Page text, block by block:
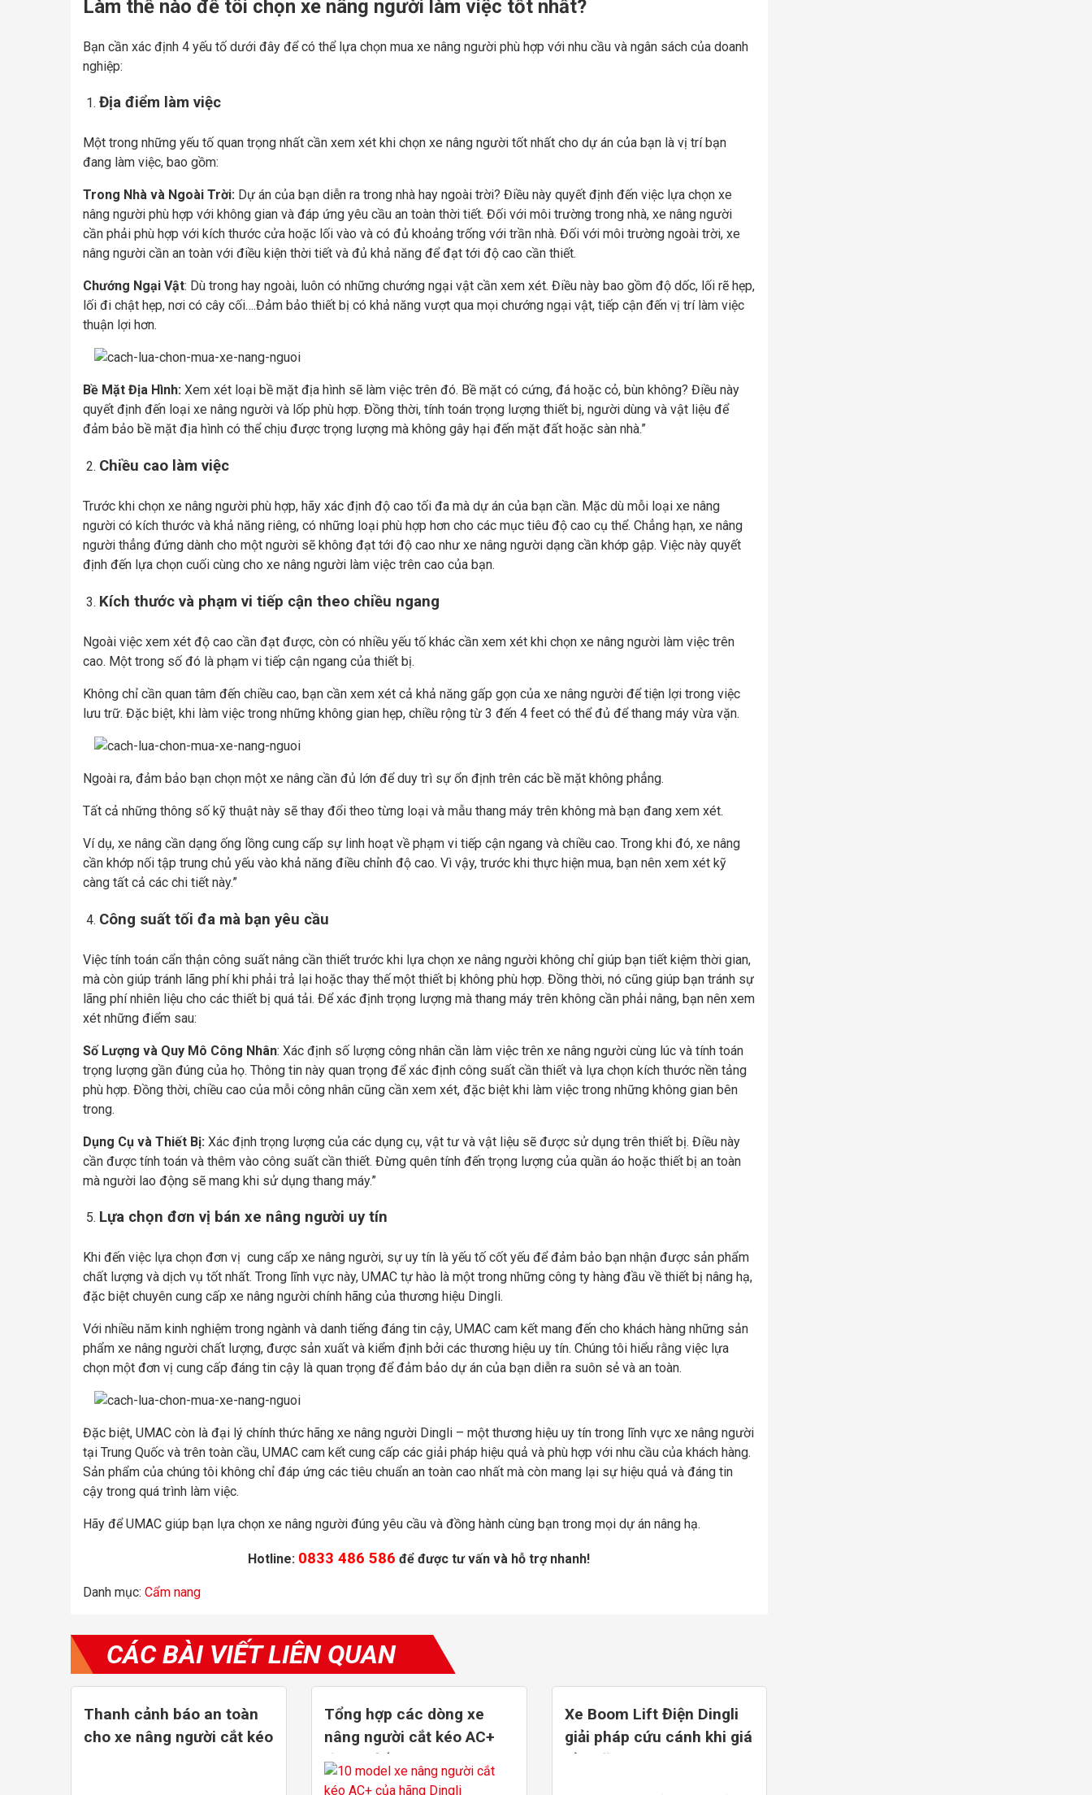
Làm thế nào để tôi chọn xe nâng người làm việc tốt nhất?
Bạn cần xác định 4 yếu tố dưới đây để có thể lựa chọn mua xe nâng người phù hợp với nhu cầu và ngân sách của doanh
nghiệp:
Địa điểm làm việc
Một trong những yếu tố quan trọng nhất cần xem xét khi chọn xe nâng người tốt nhất cho dự án của bạn là vị trí bạn
đang làm việc, bao gồm:
Trong Nhà và Ngoài Trời: Dự án của bạn diễn ra trong nhà hay ngoài trời? Điều này quyết định đến việc lựa chọn xe
nâng người phù hợp với không gian và đáp ứng yêu cầu an toàn thời tiết. Đối với môi trường trong nhà, xe nâng người
cần phải phù hợp với kích thước cửa hoặc lối vào và có đủ khoảng trống với trần nhà. Đối với môi trường ngoài trời, xe
nâng người cần an toàn với điều kiện thời tiết và đủ khả năng để đạt tới độ cao cần thiết.
Chướng Ngại Vật: Dù trong hay ngoài, luôn có những chướng ngại vật cần xem xét. Điều này bao gồm độ dốc, lối rẽ hẹp,
lối đi chật hẹp, nơi có cây cối….Đảm bảo thiết bị có khả năng vượt qua mọi chướng ngại vật, tiếp cận đến vị trí làm việc
thuận lợi hơn.
Bề Mặt Địa Hình: Xem xét loại bề mặt địa hình sẽ làm việc trên đó. Bề mặt có cứng, đá hoặc cỏ, bùn không? Điều này
quyết định đến loại xe nâng người và lốp phù hợp. Đồng thời, tính toán trọng lượng thiết bị, người dùng và vật liệu để
đảm bảo bề mặt địa hình có thể chịu được trọng lượng mà không gây hại đến mặt đất hoặc sàn nhà.”
Chiều cao làm việc
Trước khi chọn xe nâng người phù hợp, hãy xác định độ cao tối đa mà dự án của bạn cần. Mặc dù mỗi loại xe nâng
người có kích thước và khả năng riêng, có những loại phù hợp hơn cho các mục tiêu độ cao cụ thể. Chẳng hạn, xe nâng
người thẳng đứng dành cho một người sẽ không đạt tới độ cao như xe nâng người dạng cần khớp gập. Việc này quyết
định đến lựa chọn cuối cùng cho xe nâng người làm việc trên cao của bạn.
Kích thước và phạm vi tiếp cận theo chiều ngang
Ngoài việc xem xét độ cao cần đạt được, còn có nhiều yếu tố khác cần xem xét khi chọn xe nâng người làm việc trên
cao. Một trong số đó là phạm vi tiếp cận ngang của thiết bị.
Không chỉ cần quan tâm đến chiều cao, bạn cần xem xét cả khả năng gấp gọn của xe nâng người để tiện lợi trong việc
lưu trữ. Đặc biệt, khi làm việc trong những không gian hẹp, chiều rộng từ 3 đến 4 feet có thể đủ để thang máy vừa vặn.
Ngoài ra, đảm bảo bạn chọn một xe nâng cần đủ lớn để duy trì sự ổn định trên các bề mặt không phẳng.
Tất cả những thông số kỹ thuật này sẽ thay đổi theo từng loại và mẫu thang máy trên không mà bạn đang xem xét.
Ví dụ, xe nâng cần dạng ống lồng cung cấp sự linh hoạt về phạm vi tiếp cận ngang và chiều cao. Trong khi đó, xe nâng
cần khớp nối tập trung chủ yếu vào khả năng điều chỉnh độ cao. Vì vậy, trước khi thực hiện mua, bạn nên xem xét kỹ
càng tất cả các chi tiết này.”
Công suất tối đa mà bạn yêu cầu
Việc tính toán cẩn thận công suất nâng cần thiết trước khi lựa chọn xe nâng người không chỉ giúp bạn tiết kiệm thời gian,
mà còn giúp tránh lãng phí khi phải trả lại hoặc thay thế một thiết bị không phù hợp. Đồng thời, nó cũng giúp bạn tránh sự
lãng phí nhiên liệu cho các thiết bị quá tải. Để xác định trọng lượng mà thang máy trên không cần phải nâng, bạn nên xem
xét những điểm sau:
Số Lượng và Quy Mô Công Nhân: Xác định số lượng công nhân cần làm việc trên xe nâng người cùng lúc và tính toán
trọng lượng gần đúng của họ. Thông tin này quan trọng để xác định công suất cần thiết và lựa chọn kích thước nền tảng
phù hợp. Đồng thời, chiều cao của mỗi công nhân cũng cần xem xét, đặc biệt khi làm việc trong những không gian bên
trong.
Dụng Cụ và Thiết Bị: Xác định trọng lượng của các dụng cụ, vật tư và vật liệu sẽ được sử dụng trên thiết bị. Điều này
cần được tính toán và thêm vào công suất cần thiết. Đừng quên tính đến trọng lượng của quần áo hoặc thiết bị an toàn
mà người lao động sẽ mang khi sử dụng thang máy.”
Lựa chọn đơn vị bán xe nâng người uy tín
Khi đến việc lựa chọn đơn vị cung cấp xe nâng người, sự uy tín là yếu tố cốt yếu để đảm bảo bạn nhận được sản phẩm
chất lượng và dịch vụ tốt nhất. Trong lĩnh vực này, UMAC tự hào là một trong những công ty hàng đầu về thiết bị nâng hạ,
đặc biệt chuyên cung cấp xe nâng người chính hãng của thương hiệu Dingli.
Với nhiều năm kinh nghiệm trong ngành và danh tiếng đáng tin cậy, UMAC cam kết mang đến cho khách hàng những sản
phẩm xe nâng người chất lượng, được sản xuất và kiểm định bởi các thương hiệu uy tín. Chúng tôi hiểu rằng việc lựa
chọn một đơn vị cung cấp đáng tin cậy là quan trọng để đảm bảo dự án của bạn diễn ra suôn sẻ và an toàn.
Đặc biệt, UMAC còn là đại lý chính thức hãng xe nâng người Dingli – một thương hiệu uy tín trong lĩnh vực xe nâng người
tại Trung Quốc và trên toàn cầu, UMAC cam kết cung cấp các giải pháp hiệu quả và phù hợp với nhu cầu của khách hàng.
Sản phẩm của chúng tôi không chỉ đáp ứng các tiêu chuẩn an toàn cao nhất mà còn mang lại sự hiệu quả và đáng tin
cậy trong quá trình làm việc.
Hãy để UMAC giúp bạn lựa chọn xe nâng người đúng yêu cầu và đồng hành cùng bạn trong mọi dự án nâng hạ.
Hotline: 0833 486 586 để được tư vấn và hỗ trợ nhanh!
Danh mục: Cẩm nang
CÁC BÀI VIẾT LIÊN QUAN
Thanh cảnh báo an toàn
cho xe nâng người cắt kéo
Tổng hợp các dòng xe
nâng người cắt kéo AC+
từ 8m đến 16m
Xe Boom Lift Điện Dingli
giải pháp cứu cánh khi giá
Dầu tăng